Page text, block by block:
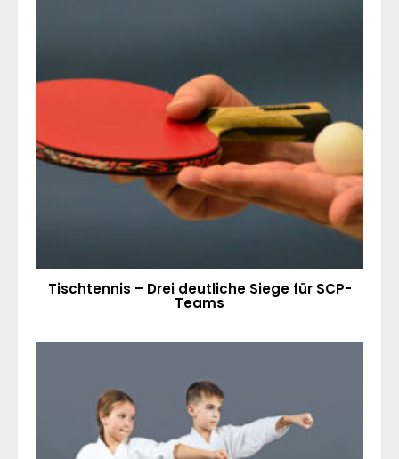
Tischtennis – Drei deutliche Siege für SCP-
Teams